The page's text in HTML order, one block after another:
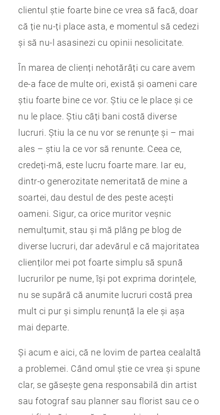
clientul știe foarte bine ce vrea să facă, doar
că ție nu-ți place asta, e momentul să cedezi
și să nu-l asasinezi cu opinii nesolicitate.
În marea de clienți nehotărâți cu care avem
de-a face de multe ori, există și oameni care
știu foarte bine ce vor. Știu ce le place și ce
nu le place. Știu câți bani costă diverse
lucruri. Știu la ce nu vor se renunțe și – mai
ales – știu la ce vor să renunte. Ceea ce,
credeți-mă, este lucru foarte mare. Iar eu,
dintr-o generozitate nemeritată de mine a
soartei, dau destul de des peste acești
oameni. Sigur, ca orice muritor veșnic
nemulțumit, stau și mă plâng pe blog de
diverse lucruri, dar adevărul e că majoritatea
clienților mei pot foarte simplu să spună
lucrurilor pe nume, își pot exprima dorințele,
nu se supără că anumite lucruri costă prea
mult ci pur și simplu renunță la ele și așa
mai departe.
Și acum e aici, că ne lovim de partea cealaltă
a problemei. Când omul știe ce vrea și spune
clar, se găsește gena responsabilă din artist
sau fotograf sau planner sau florist sau ce o